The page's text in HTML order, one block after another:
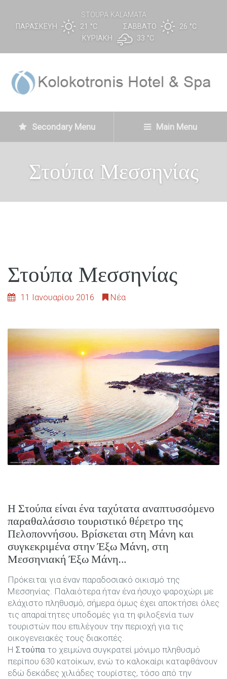
STOUPA KALAMATA
ΠΑΡΑΣΚΕΥΉ
21 °C ΣΆΒΒΑΤΟ 26 °C
ΚΥΡΙΑΚΉ
33 °C
Secondary Menu Main Menu
Στούπα Μεσσηνίας
Στούπα Μεσσηνίας
11 Ιανουαρίου 2016 Νέα
Η Στούπα είναι ένα ταχύτατα αναπτυσσόμενο
παραθαλάσσιο τουριστικό θέρετρο της
Πελοποννήσου. Βρίσκεται στη Μάνη και
συγκεκριμένα στην Έξω Μάνη, στη
Μεσσηνιακή Έξω Μάνη…
Πρόκειται για έναν παραδοσιακό οικισμό της
Μεσσηνίας. Παλαιότερα ήταν ένα ήσυχο ψαροχώρι με
ελάχιστο πληθυσμό, σήμερα όμως έχει αποκτήσει όλες
τις απαραίτητες υποδομές για τη φιλοξενία των
τουριστών που επιλέγουν την περιοχή για τις
οικογενειακές τους διακοπές.
Η Στούπα το χειμώνα συγκρατεί μόνιμο πληθυσμό
περίπου 630 κατοίκων, ενώ το καλοκαίρι καταφθάνουν
εδώ δεκάδες χιλιάδες τουρίστες, τόσο από την